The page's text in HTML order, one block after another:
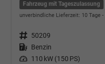
Fahrzeug mit Tageszulassung
unverbindliche Lieferzeit: 10 Tage
Fahrzeugnr. 50209
Kraftstoff Benzin
Leistung 110 kW (150 PS)